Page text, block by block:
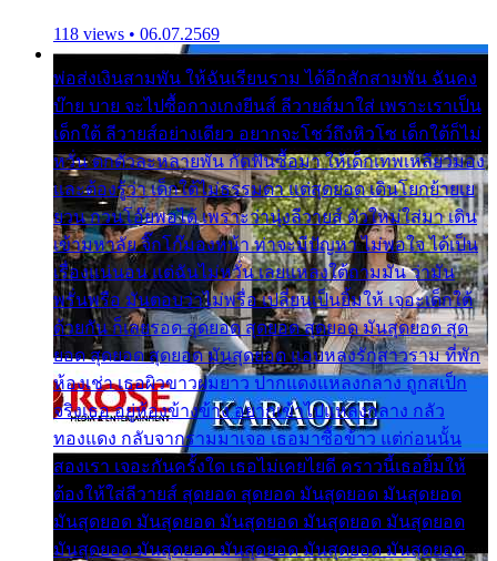
118 views • 06.07.2569
พ่อส่งเงินสามพัน ให้ฉันเรียนราม ได้อีกสักสามพัน ฉันคง
บ๊าย บาย จะไปซื้อกางเกงยีนส์ ลีวายส์มาใส่ เพราะเราเป็น
เด็กใต้ ลีวายส์อย่างเดียว อยากจะโชว์ถึงหิวโซ เด็กใต้ก็ไม่
หวั่น ตกตัวละหลายพัน กัดฟันซื้อมา ให้เด็กเทพเหลียวมอง
และต้องรู้ว่า เด็กใต้ไม่ธรรมดา แต่สุดยอด เดินโยกย้ายเย
ยวน กวนโอ๊ยพอได้ เพราะว่านุ่งลีวายส์ ตัวใหม่ใส่มา เดิน
เข้ามหาลัย จิ๊กโก๊มองหน้า ท่าจะมีปัญหา ไม่พอใจ ได้เป็น
เรื่องแน่นอน แต่ฉันไม่หวั่น เลยแหลงใต้ถามมัน ว่ามัน
พรั่นพรือ มันตอบว่าไม่พรื่อ เปลี่ยนเป็นยิ้มให้ เจอะเด็กใต้
ด้วยกัน ก็เลยรอด สุดยอด สุดยอด สุดยอด มันสุดยอด สุด
ยอด สุดยอด สุดยอด มันสุดยอด แอบหลงรักสาวราม ที่พัก
ห้องเช่า เธอผิวขาวผมยาว ปากแดงแหลงกลาง ถูกสเป็ก
จริงเธอ อยู่ห้องข้างข้าง อยากเข้าไปแหลงกลาง กลัว
ทองแดง กลับจากรามมาเจอ เธอมาซื้อข้าว แต่ก่อนนั้น
สองเรา เจอะกันครั้งใด เธอไม่เคยไยดี คราวนี้เธอยิ้มให้
ต้องให้ใส่ลีวายส์ สุดยอด สุดยอด มันสุดยอด มันสุดยอด
มันสุดยอด มันสุดยอด มันสุดยอด มันสุดยอด มันสุดยอด
มันสุดยอด มันสุดยอด มันสุดยอด มันสุดยอด มันสุดยอด